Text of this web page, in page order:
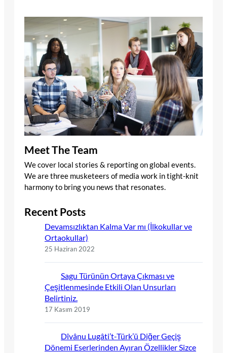
Meet The Team
We cover local stories & reporting on global events.
We are three musketeers of media work in tight-knit
harmony to bring you news that resonates.
Recent Posts
Devamsızlıktan Kalma Var mı (İlkokullar ve
Ortaokullar)
25 Haziran 2022
Sagu Türünün Ortaya Çıkması ve
Çeşitlenmesinde Etkili Olan Unsurları
Belirtiniz.
17 Kasım 2019
Dîvânu Lugâti’t-Türk’ü Diğer Geçiş
Dönemi Eserlerinden Ayıran Özellikler Sizce